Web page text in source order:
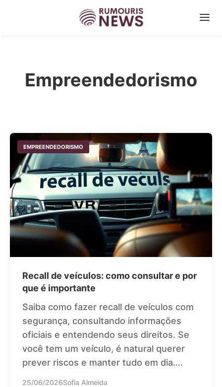
Empreendedorismo
EMPREENDEDORISMO
Recall de veículos: como consultar e por
que é importante
Saiba como fazer recall de veículos com
segurança, consultando informações
oficiais e entendendo seus direitos. Se
você tem um veículo, é natural querer
prever riscos e manter tudo em dia….
25/06/2026Sofia Almeida